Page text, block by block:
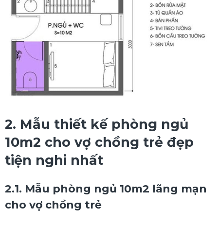
2. Mẫu thiết kế phòng ngủ
10m2 cho vợ chồng trẻ đẹp
tiện nghi nhất
2.1. Mẫu phòng ngủ 10m2 lãng mạn
cho vợ chồng trẻ